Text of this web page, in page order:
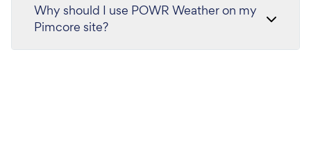
Why should I use POWR Weather on my
Pimcore site?